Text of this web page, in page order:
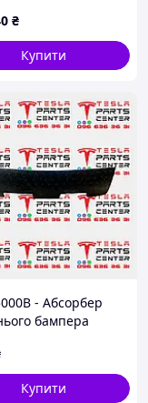
₴
Купити
- Абсорбер
бампера
Купити